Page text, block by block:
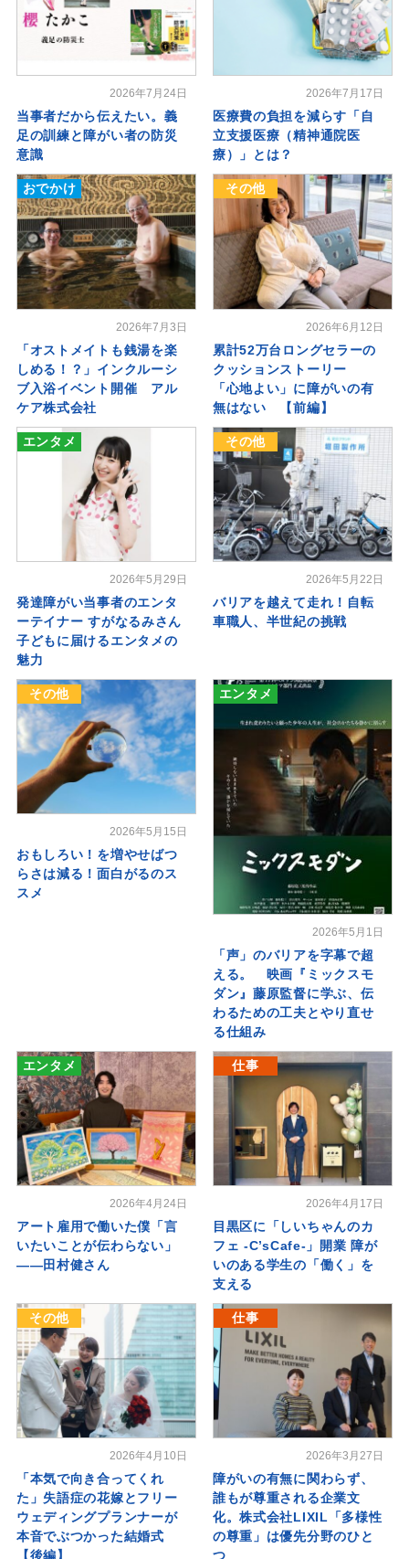
2026年7月24日
当事者だから伝えたい。義
足の訓練と障がい者の防災
意識
2026年7月17日
医療費の負担を減らす「自
立支援医療（精神通院医
療）」とは？
おでかけ
2026年7月3日
「オストメイトも銭湯を楽
しめる！？」インクルーシ
ブ入浴イベント開催 アル
ケア株式会社
その他
2026年6月12日
累計52万台ロングセラーの
クッションストーリー
「心地よい」に障がいの有
無はない 【前編】
エンタメ
2026年5月29日
発達障がい当事者のエンタ
ーテイナー すがなるみさん
子どもに届けるエンタメの
魅力
その他
2026年5月22日
バリアを越えて走れ！自転
車職人、半世紀の挑戦
その他
2026年5月15日
おもしろい！を増やせばつ
らさは減る！面白がるのス
スメ
エンタメ
2026年5月1日
「声」のバリアを字幕で超
える。 映画『ミックスモ
ダン』藤原監督に学ぶ、伝
わるための工夫とやり直せ
る仕組み
エンタメ
2026年4月24日
アート雇用で働いた僕「言
いたいことが伝わらない」
――田村健さん
仕事
2026年4月17日
目黒区に「しいちゃんのカ
フェ -C’sCafe-」開業 障が
いのある学生の「働く」を
支える
その他
2026年4月10日
「本気で向き合ってくれ
た」失語症の花嫁とフリー
ウェディングプランナーが
本音でぶつかった結婚式
【後編】
仕事
2026年3月27日
障がいの有無に関わらず、
誰もが尊重される企業文
化。株式会社LIXIL「多様性
の尊重」は優先分野のひと
つ